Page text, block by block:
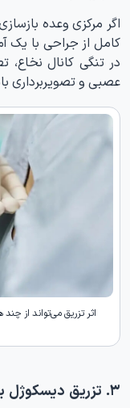
اگر مرکزی وعده
کامل از جراحی با یک
در تنگی کانال نخاع،
عصبی و تصویربرداری
اثر تزریق می‌تواند از چند
۳. تزریق دیسکوژل برای تنگی کانال نخاع